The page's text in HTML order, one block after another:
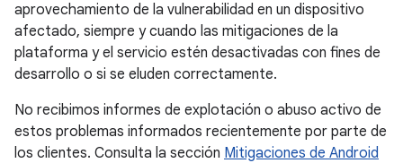
aprovechamiento de la vulnerabilidad en un dispositivo
afectado, siempre y cuando las mitigaciones de la
plataforma y el servicio estén desactivadas con fines de
desarrollo o si se eluden correctamente.
No recibimos informes de explotación o abuso activo de
estos problemas informados recientemente por parte de
los clientes. Consulta la sección Mitigaciones de Android